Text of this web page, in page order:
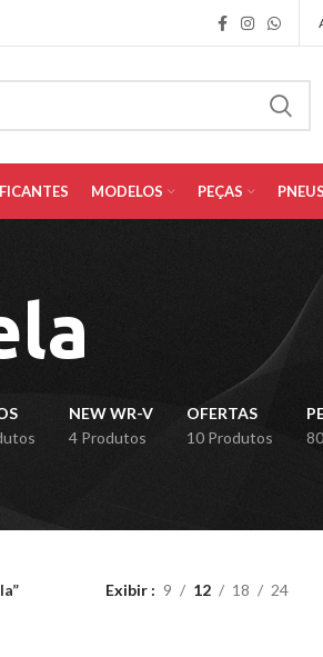
MODELOS PEÇAS PNEUS
NEW WR-V
4 Produtos
OFERTAS
10 Produtos
Exibir 9 12 18 24